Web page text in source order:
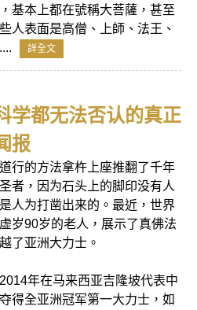
基本上都在號稱大菩薩，甚至
人表面是高僧、上師、法王、
詳全文
学都无法否认的真正
报
行的方法拿杵上座推翻了千年
者，因为石头上的脚印没有人
人为打凿出来的。最近，世界
岁90岁的老人，展示了真佛法
了亚洲大力士。
年在马来西亚吉隆坡代表中
得全亚洲冠军第一大力士，如